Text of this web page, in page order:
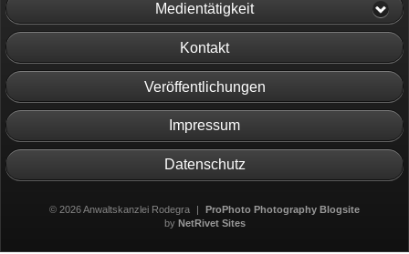
Medientätigkeit
Kontakt
Veröffentlichungen
Impressum
Datenschutz
© 2026 Anwaltskanzlei Rodegra |
ProPhoto Photography Blogsite
by NetRivet Sites